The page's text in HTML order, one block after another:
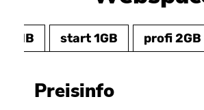
mieX Complete (Business)
CATV mieX Complete
LWL Glasfaser
Telefonanlage 3CX
SIP Trunk
Domain
Webspace
Spamfilter
start 1GB profi 2GB
Preisinfo